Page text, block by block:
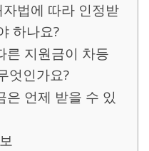
법에 따라 인정받
하나요?
른 지원금이 차등
엇인가요?
은 언제 받을 수 있